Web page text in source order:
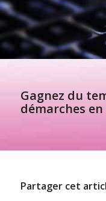
Gagnez du
démarches
Partager cet